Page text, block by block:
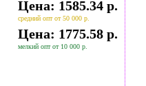
Цена: 1585.34 р.
средний опт от 50 000 р.
Цена: 1775.58 р.
мелкий опт от 10 000 р.